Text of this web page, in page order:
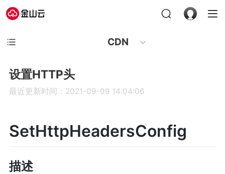
CDN
设置HTTP头
最近更新时间：2021-09-09 14:04:06
SetHttpHeadersConfig
描述